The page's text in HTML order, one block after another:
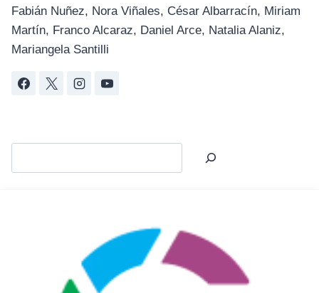
Fabián Nuñez, Nora Viñales, César Albarracín, Miriam
Martín, Franco Alcaraz, Daniel Arce, Natalia Alaniz,
Mariangela Santilli